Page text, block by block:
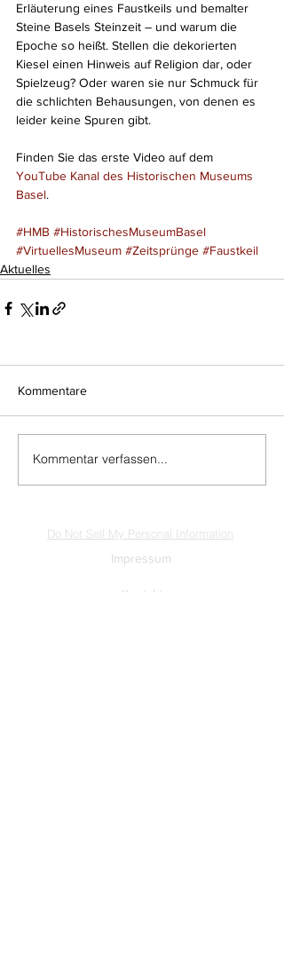
Erläuterung eines Faustkeils und bemalter
Steine Basels Steinzeit – und warum die
Epoche so heißt. Stellen die dekorierten
Kiesel einen Hinweis auf Religion dar, oder
Spielzeug? Oder waren sie nur Schmuck für
die schlichten Behausungen, von denen es
leider keine Spuren gibt.
Finden Sie das erste Video auf dem
YouTube Kanal des Historischen Museums
Basel.
#HMB #HistorischesMuseumBasel
#VirtuellesMuseum #Zeitsprünge #Faustkeil
Aktuelles
Kommentare
Kommentar verfassen...
Do Not Sell My Personal Information
Impressum
Kontakt